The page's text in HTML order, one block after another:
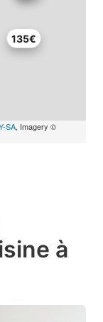
135€
SA, Imagery ©
à